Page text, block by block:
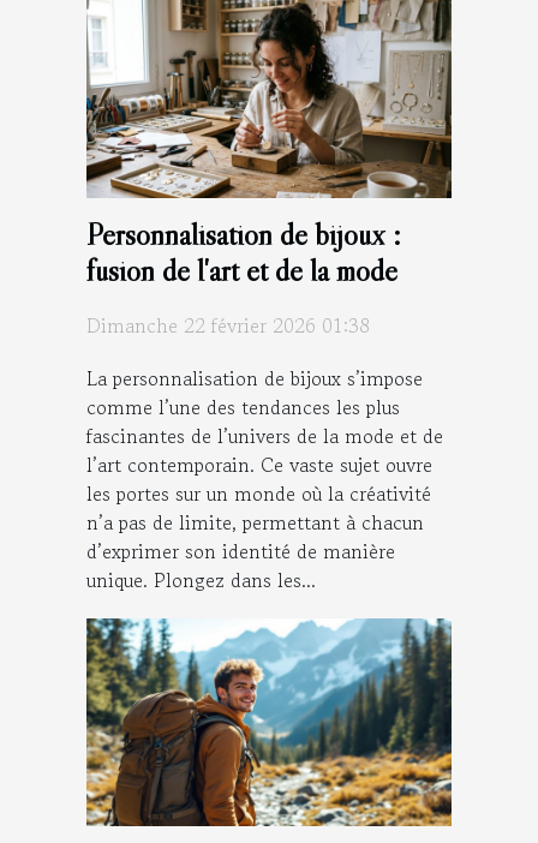
Personnalisation de bijoux :
fusion de l'art et de la mode
Dimanche 22 février 2026 01:38
La personnalisation de bijoux s’impose
comme l’une des tendances les plus
fascinantes de l’univers de la mode et de
l’art contemporain. Ce vaste sujet ouvre
les portes sur un monde où la créativité
n’a pas de limite, permettant à chacun
d’exprimer son identité de manière
unique. Plongez dans les...